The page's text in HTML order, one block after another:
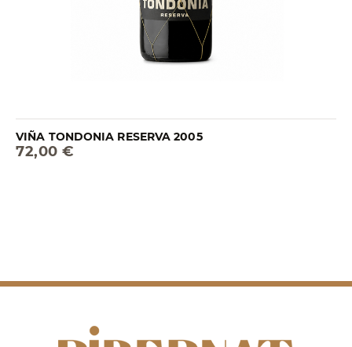
VIÑA TONDONIA RESERVA 2005
72,00 €